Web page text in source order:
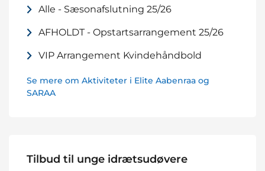
Alle - Sæsonafslutning 25/26
AFHOLDT - Opstartsarrangement 25/26
VIP Arrangement Kvindehåndbold
Se mere om Aktiviteter i Elite Aabenraa og
SARAA
Tilbud til unge idrætsudøvere